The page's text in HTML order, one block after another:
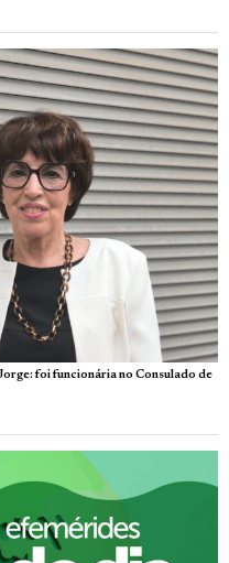
foi funcionária no Consulado de